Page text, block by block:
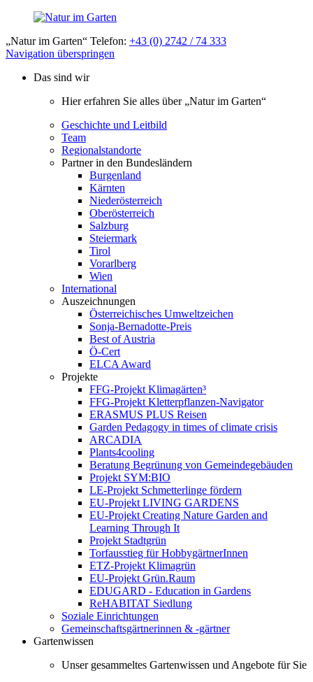
„Natur im Garten“ Telefon: +43 (0) 2742 / 74 333
Navigation überspringen
Das sind wir
Hier erfahren Sie alles über „Natur im Garten“
Geschichte und Leitbild
Team
Regionalstandorte
Partner in den Bundesländern
Burgenland
Kärnten
Niederösterreich
Oberösterreich
Salzburg
Steiermark
Tirol
Vorarlberg
Wien
International
Auszeichnungen
Österreichisches Umweltzeichen
Sonja-Bernadotte-Preis
Best of Austria
Ö-Cert
ELCA Award
Projekte
FFG-Projekt Klimagärten³
FFG-Projekt Kletterpflanzen-Navigator
ERASMUS PLUS Reisen
Garden Pedagogy in times of climate crisis
ARCADIA
Plants4cooling
Beratung Begrünung von Gemeindegebäuden
Projekt SYM:BIO
LE-Projekt Schmetterlinge fördern
EU-Projekt LIVING GARDENS
EU-Projekt Creating Nature Garden and
Learning Through It
Projekt Stadtgrün
Torfausstieg für HobbygärtnerInnen
ETZ-Projekt Klimagrün
EU-Projekt Grün.Raum
EDUGARD - Education in Gardens
ReHABITAT Siedlung
Soziale Einrichtungen
Gemeinschaftsgärtnerinnen & -gärtner
Gartenwissen
Unser gesammeltes Gartenwissen und Angebote für Sie